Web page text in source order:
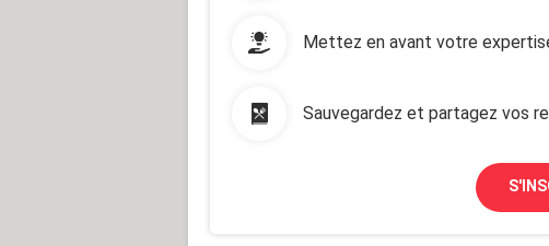
Mettez en avant votre
Sauvegardez et partagez vos